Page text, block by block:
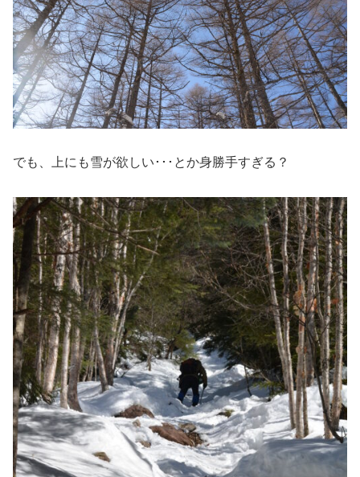
でも、上にも雪が欲しい･･･とか身勝手すぎる？